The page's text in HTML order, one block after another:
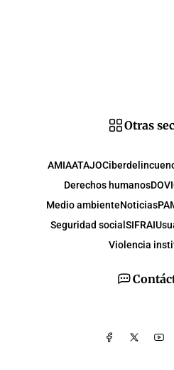
Otras
AMIAATAJO
Derechos humanos
Medio ambienteNoticias
Seguridad social SIFRAI
Violencia